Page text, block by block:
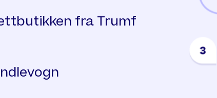
fra Trumf